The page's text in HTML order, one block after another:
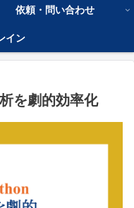
依頼・問い合わせ
イン
を劇的効率化